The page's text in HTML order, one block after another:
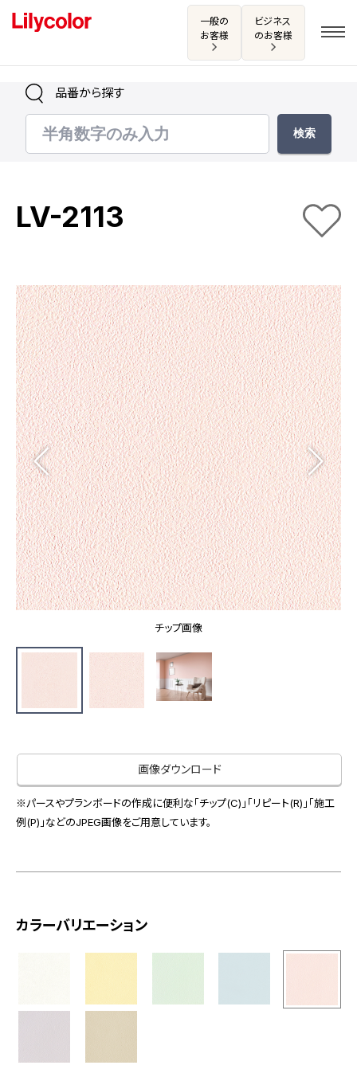
一般の
お客様
ビジネス
のお客様
ログイン・新規会員登録
お気に入り
商品を探す
商品を探す トップ
壁紙
カーテン
床材
ブランド・コレクション
Lilycolor Coordinate 着せ替えシミュレーション
カタログ一覧
カタログ一覧 トップ
壁紙
カーテン
床材
サステナブル商品
ノンワックス床タイル
壁紙機能性ガイド
施工事例
施工事例 トップ
医療・福祉施設
ホテル・オフィス・店舗
モデルハウス
新築戸建・マンション
#リリカラのある暮らし
リリカラノート
ショールーム
ショールーム トップ
東京ショールーム
大阪ショールーム
お客様サポート
お客様サポート トップ
画像ダウンロード
お役立ち資料
サンプル・カタログ請求／お問い合わせ（ビジネスのお客様）
非住宅案件に関するお問い合わせ
スペースソリューション事業
オフィスソリューション事業
会社情報
プライバシーポリシーサイトマップ関連団体リンク集
品番から探す
LV-2113
チップ画像
画像ダウンロード
※パースやプランボードの作成に便利な「チップ(C)」「リピート(R)」「施工
例(P)」などのJPEG画像をご用意しています。
カラーバリエーション